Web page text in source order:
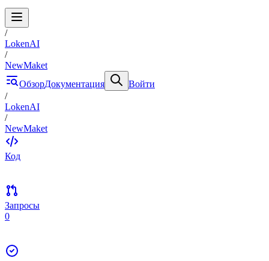
/
LokenAI
/
NewMaket
ОбзорДокументация
Войти
/
LokenAI
/
NewMaket
Код
Запросы
0